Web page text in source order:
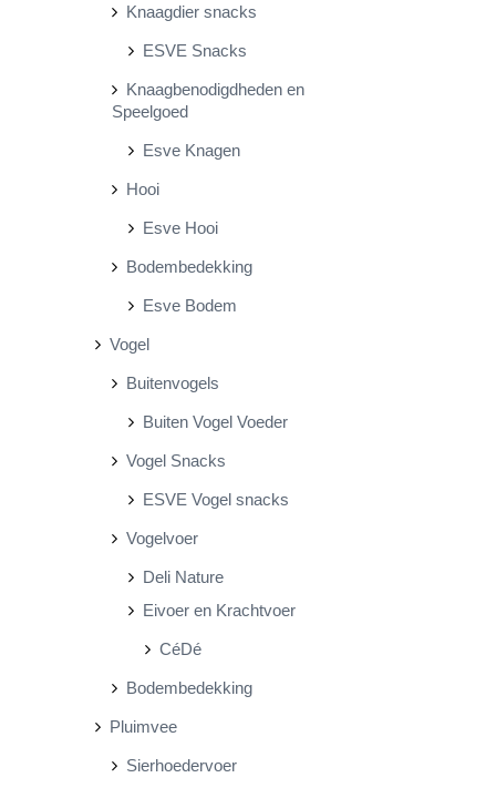
Knaagdier snacks
ESVE Snacks
Knaagbenodigdheden en
Speelgoed
Esve Knagen
Hooi
Esve Hooi
Bodembedekking
Esve Bodem
Vogel
Buitenvogels
Buiten Vogel Voeder
Vogel Snacks
ESVE Vogel snacks
Vogelvoer
Deli Nature
Eivoer en Krachtvoer
CéDé
Bodembedekking
Pluimvee
Sierhoedervoer